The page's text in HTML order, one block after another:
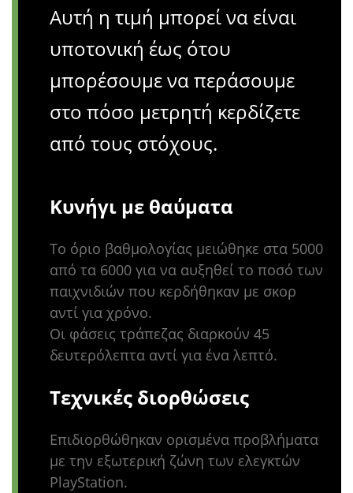
Αυτή η τιμή μπορεί να είναι
υποτονική έως ότου
μπορέσουμε να περάσουμε
στο πόσο μετρητή κερδίζετε
από τους στόχους.
Κυνήγι με θαύματα
Το όριο βαθμολογίας μειώθηκε στα 5000
από τα 6000 για να αυξηθεί το ποσό των
παιχνιδιών που κερδήθηκαν με σκορ
αντί για χρόνο.
Οι φάσεις τράπεζας διαρκούν 45
δευτερόλεπτα αντί για ένα λεπτό.
Τεχνικές διορθώσεις
Επιδιορθώθηκαν ορισμένα προβλήματα
με την εξωτερική ζώνη των ελεγκτών
PlayStation.